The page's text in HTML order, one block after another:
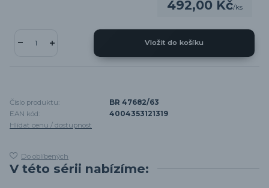
492,00 Kč/ks
Vložit do košíku
Číslo produktu:
BR 47682/63
EAN kód:
4004353121319
Hlídat cenu / dostupnost
Do oblíbených
V této sérii nabízíme: